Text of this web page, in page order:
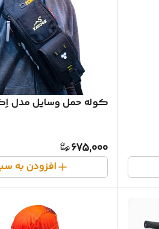
کوله حمل وسایل مدل
675,000
افزودن به